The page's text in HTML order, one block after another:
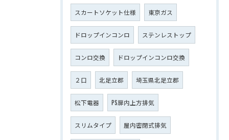
スカートソケット仕様 東京ガス
ドロップインコンロ ステンレストップ
コンロ交換 ドロップインコンロ交換
２口 北足立郡 埼玉県北足立郡
松下電器 PS扉内上方排気
スリムタイプ 屋内密閉式排気